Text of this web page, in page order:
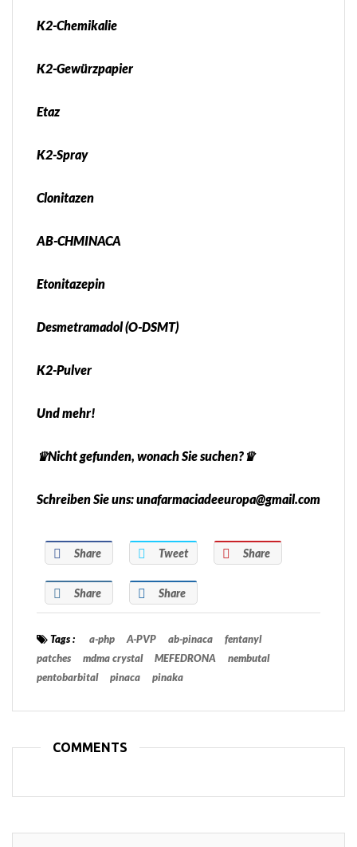
K2-Chemikalie
K2-Gewürzpapier
Etaz
K2-Spray
Clonitazen
AB-CHMINACA
Etonitazepin
Desmetramadol (O-DSMT)
K2-Pulver
Und mehr!
♛Nicht gefunden, wonach Sie suchen?♛
Schreiben Sie uns: unafarmaciadeeuropa@gmail.com
Share Tweet Share
Share Share
Tags : a-php A-PVP ab-pinaca
fentanyl
patches
mdma crystal MEFEDRONA
nembutal
pentobarbital
pinaca pinaka
COMMENTS